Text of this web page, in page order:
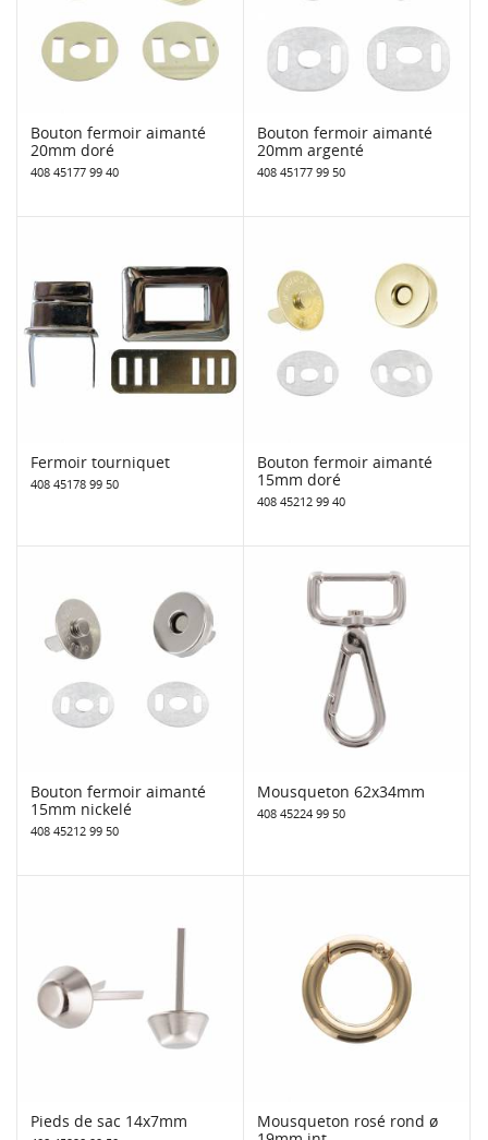
Bouton fermoir aimanté
20mm doré
408 45177 99 40
Bouton fermoir aimanté
20mm argenté
408 45177 99 50
Fermoir tourniquet
408 45178 99 50
Bouton fermoir aimanté
15mm doré
408 45212 99 40
Bouton fermoir aimanté
15mm nickelé
408 45212 99 50
Mousqueton 62x34mm
408 45224 99 50
Pieds de sac 14x7mm
Mousqueton rosé rond ø